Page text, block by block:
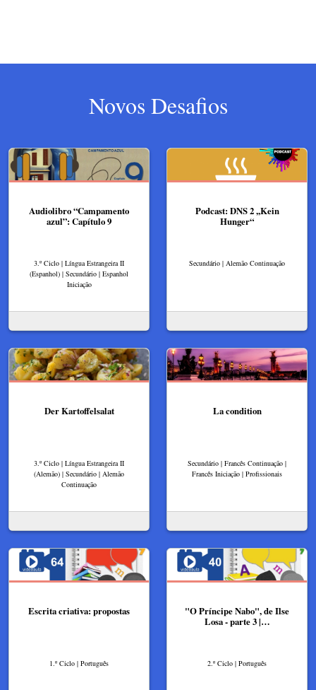
Novos Desafios
Audiolibro “Campamento
azul”: Capítulo 9
3.º Ciclo | Língua Estrangeira II
(Espanhol) | Secundário | Espanhol
Iniciação
Podcast: DNS 2 ,,Kein
Hunger“
Secundário | Alemão Continuação
Der Kartoffelsalat
3.º Ciclo | Língua Estrangeira II
(Alemão) | Secundário | Alemão
Continuação
La condition
Secundário | Francês Continuação |
Francês Iniciação | Profissionais
Escrita criativa: propostas
1.º Ciclo | Português
"O Príncipe Nabo", de Ilse
Losa - parte 3 |…
2.º Ciclo | Português